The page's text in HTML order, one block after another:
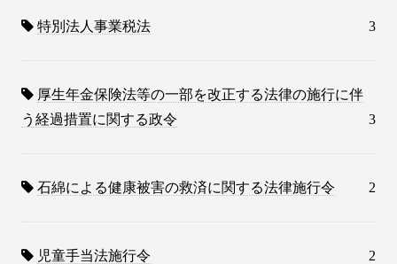
特別法人事業税法 3
厚生年金保険法等の一部を改正する法律の施行に伴
う経過措置に関する政令
3
石綿による健康被害の救済に関する法律施行令 2
児童手当法施行令 2